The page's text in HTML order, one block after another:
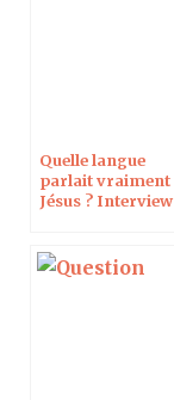
Quelle langue
parlait vraiment
Jésus ? Interview